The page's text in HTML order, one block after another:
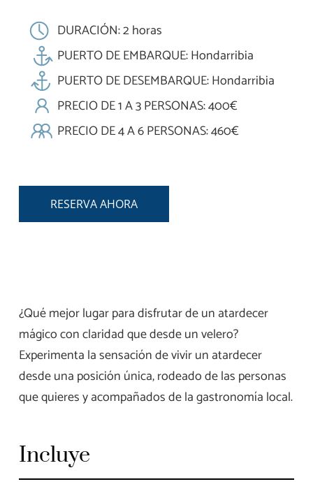
DURACIÓN: 2 horas
PUERTO DE EMBARQUE: Hondarribia
PUERTO DE DESEMBARQUE: Hondarribia
PRECIO DE 1 A 3 PERSONAS: 400€
PRECIO DE 4 A 6 PERSONAS: 460€
RESERVA AHORA
¿Qué mejor lugar para disfrutar de un atardecer
mágico con claridad que desde un velero?
Experimenta la sensación de vivir un atardecer
desde una posición única, rodeado de las personas
que quieres y acompañados de la gastronomía local.
Incluye